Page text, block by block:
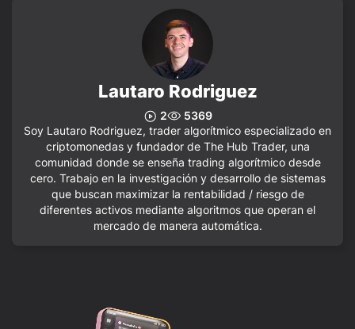
Lautaro Rodriguez
2
5369
Soy Lautaro Rodriguez, trader algorítmico especializado en
criptomonedas y fundador de The Hub Trader, una
comunidad donde se enseña trading algorítmico desde
cero. Trabajo en la investigación y desarrollo de sistemas
que buscan maximizar la rentabilidad / riesgo de
diferentes activos mediante algoritmos que operan el
mercado de manera automática.